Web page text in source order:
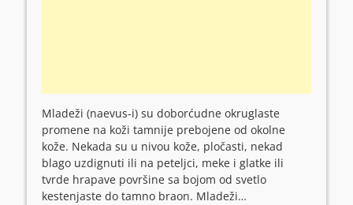
Mladeži (naevus-i) su doborćudne okruglaste
promene na koži tamnije prebojene od okolne
kože. Nekada su u nivou kože, pločasti, nekad
blago uzdignuti ili na peteljci, meke i glatke ili
tvrde hrapave površine sa bojom od svetlo
kestenjaste do tamno braon. Mladeži…